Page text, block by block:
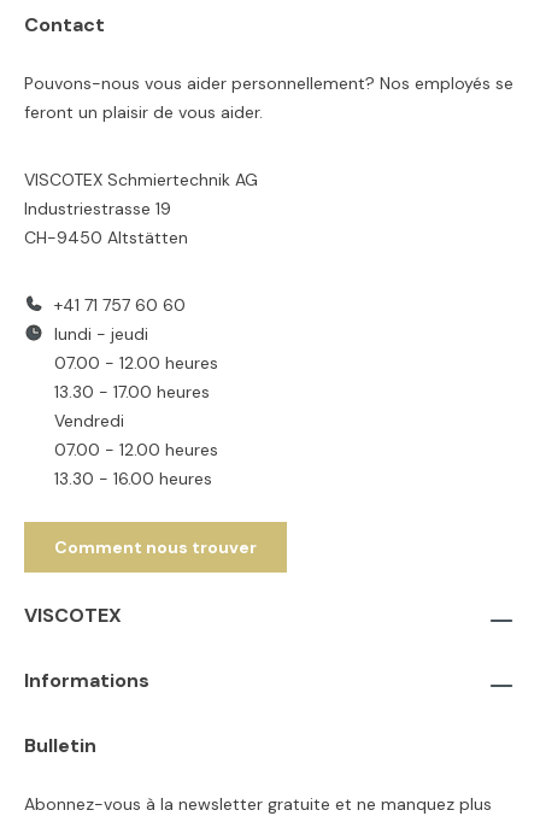
Contact
Pouvons-nous vous aider personnellement? Nos employés se
feront un plaisir de vous aider.
VISCOTEX Schmiertechnik AG
Industriestrasse 19
CH-9450 Altstätten
+41 71 757 60 60
lundi - jeudi
07.00 - 12.00 heures
13.30 - 17.00 heures
Vendredi
07.00 - 12.00 heures
13.30 - 16.00 heures
Comment nous trouver
VISCOTEX
Informations
Bulletin
Abonnez-vous à la newsletter gratuite et ne manquez plus